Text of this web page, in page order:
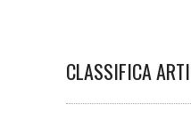
CLASSIFICA